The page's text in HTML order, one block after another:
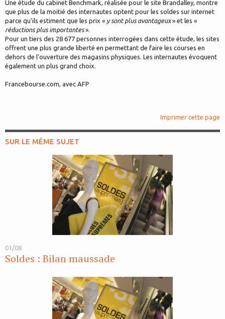
Une étude du cabinet Benchmark, réalisée pour le site Brandalley, montre
que plus de la moitié des internautes optent pour les soldes sur internet
parce qu'ils estiment que les prix « y sont plus avantageux» et les «
réductions plus importantes».
Pour un tiers des 28 677 personnes interrogées dans cette étude, les sites
offrent une plus grande liberté en permettant de faire les courses en
dehors de l'ouverture des magasins physiques. Les internautes évoquent
également un plus grand choix.
Francebourse.com, avec AFP
Imprimer cette page
SUR LE MÊME SUJET
01/08
Soldes : Bilan maussade